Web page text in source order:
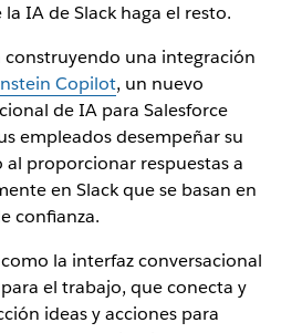
IA de Slack haga el resto.
construyendo una integración
Copilot, un nuevo
de IA para Salesforce
empleados desempeñar su
proporcionar respuestas a
en Slack que se basan en
confianza.
la interfaz conversacional
el trabajo, que conecta y
ideas y acciones para